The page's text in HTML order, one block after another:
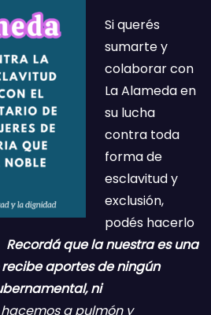
Si querés
sumarte y
colaborar con
La Alameda en
su lucha
contra toda
forma de
esclavitud y
exclusión,
podés hacerlo
Recordá que la nuestra es una
aportes de ningún
ni
a pulmón y